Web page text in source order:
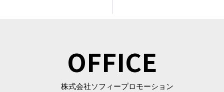
OFFICE
株式会社ソフィープロモーション